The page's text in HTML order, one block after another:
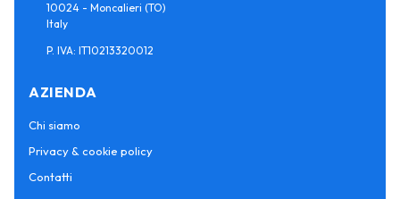
10024 - Moncalieri (TO)
Italy
P. IVA: IT10213320012
AZIENDA
Chi siamo
Privacy & cookie policy
Contatti